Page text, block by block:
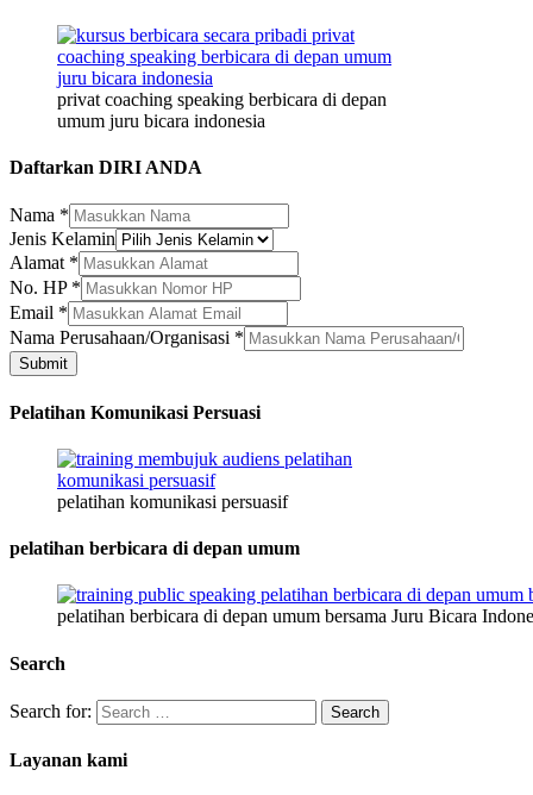
privat coaching speaking berbicara di depan
umum juru bicara indonesia
Daftarkan DIRI ANDA
Nama *
Jenis Kelamin
Alamat *
No. HP *
Nama
Perusahaan/Organisasi
Jenis
Email *
Nama Perusahaan/Organisasi *
Submit
Pelatihan Komunikasi Persuasi
pelatihan komunikasi persuasif
pelatihan berbicara di depan umum
pelatihan berbicara di depan umum bersama Juru Bicara
Search
Search for:
Layanan kami